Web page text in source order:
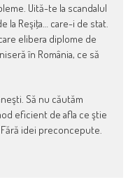
Uită-te la scandalul
la Reşiţa… care-i de stat.
elibera diplome de
în România, ce să
Să nu căutăm
eficient de afla ce ştie
idei preconcepute.